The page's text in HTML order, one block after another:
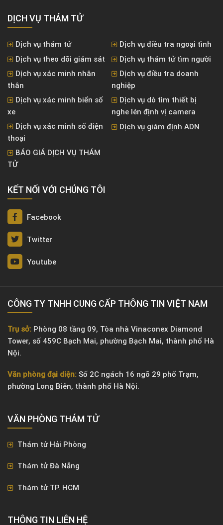
DỊCH VỤ THÁM TỬ
Dịch vụ thám tử
Dịch vụ điều tra ngoại tình
Dịch vụ theo dõi giám sát
Dịch vụ thám tử tìm người
Dịch vụ xác minh nhân
thân
Dịch vụ điều tra doanh
nghiệp
Dịch vụ xác minh biển số
xe
Dịch vụ dò tìm thiết bị
nghe lén định vị camera
Dịch vụ xác minh số điện
thoại
Dịch vụ giám định ADN
BÁO GIÁ DỊCH VỤ THÁM
TỬ
KẾT NỐI VỚI CHÚNG TÔI
Facebook
Twitter
Youtube
CÔNG TY TNHH CUNG CẤP THÔNG TIN VIỆT NAM
Trụ sở: Phòng 08 tầng 09, Tòa nhà Vinaconex Diamond
Tower, số 459C Bạch Mai, phường Bạch Mai, thành phố Hà
Nội.
Văn phòng đại diện: Số 2C ngách 16 ngõ 29 phố Trạm,
phường Long Biên, thành phố Hà Nội.
VĂN PHÒNG ​THÁM TỬ
Thám tử Hải Phòng
Thám tử Đà Nẵng
Thám tử TP. HCM
THÔNG TIN LIÊN HỆ